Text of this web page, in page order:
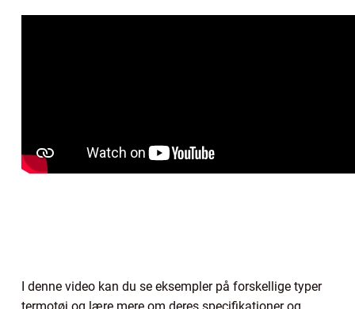
I denne video kan du se eksempler på forskellige typer